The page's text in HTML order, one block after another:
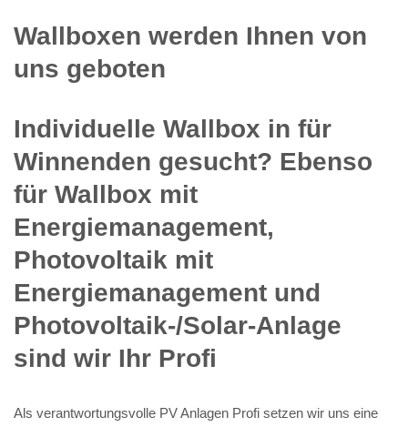
Wallboxen werden Ihnen von
uns geboten
Individuelle Wallbox in für
Winnenden gesucht? Ebenso
für Wallbox mit
Energiemanagement,
Photovoltaik mit
Energiemanagement und
Photovoltaik-/Solar-Anlage
sind wir Ihr Profi
Als verantwortungsvolle PV Anlagen Profi setzen wir uns eine